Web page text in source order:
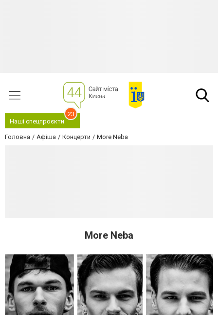
Наші спецпроєкти
23
Головна Афіша Концерти More Neba
More Neba